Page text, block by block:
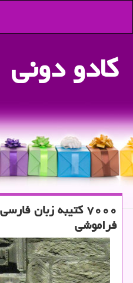
كادو دونی
۷۰۰۰ كتیبه زبان
فراموشی